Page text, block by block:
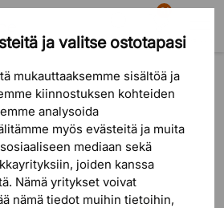
ja valitse ostotapasi
mukauttaaksemme sisältöä ja
kiinnostuksen kohteiden
analysoida
myös evästeitä ja muita
mediaan sekä
joiden kanssa
Nämä yritykset voivat
nämä tiedot muihin tietoihin,
Etsi
81
Ostoskori